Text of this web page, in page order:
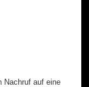
Nachruf auf eine